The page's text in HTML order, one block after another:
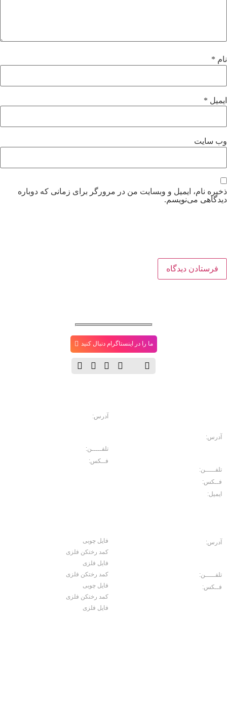
نام *
ایمیل *
وب‌ سایت
ذخیره نام، ایمیل و وبسایت من در مرورگر برای زمانی که دوباره
دیدگاهی می‌نویسم.
ما را در اینستاگرام دنبال کنید
آدرس:
تلفـــــن:
فــکس:
ایمیل:
آدرس:
تلفـــــن:
فــکس:
آدرس:
تلفـــــن:
فــکس:
فایل چوبی
کمد رختکن فلزی
فایل فلزی
کمد رختکن فلزی
فایل چوبی
کمد رختکن فلزی
فایل فلزی